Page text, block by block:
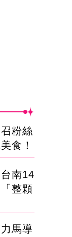
粉絲
食！
南14
整顆
馬導